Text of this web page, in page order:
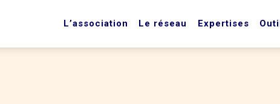
L’association Le réseau Expertises